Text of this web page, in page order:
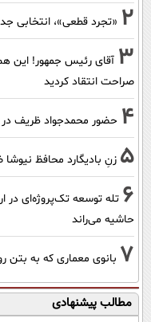
2 «تجرد قطعی»، انتخابی
3 آقای رئیس جمهور! این
صراحت انتقاد کردید
4 حضور محمدجواد ظریف در
5 زنِ بادیگارد محافظ
6 تله توسعه تک‌پروژه‌ای در
حاشیه می‌راند
7 بانوی معماری که به بتن
مطالب پیشنهادی